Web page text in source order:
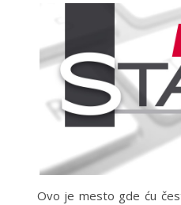
Ovo je mesto gde ću